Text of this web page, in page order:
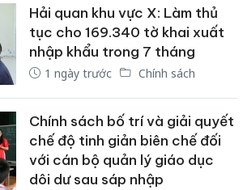
Hải quan khu vực X: Làm thủ
tục cho 169.340 tờ khai xuất
nhập khẩu trong 7 tháng
1 ngày trước Chính sách
Chính sách bố trí và giải quyết
chế độ tinh giản biên chế đối
với cán bộ quản lý giáo dục
dôi dư sau sáp nhập